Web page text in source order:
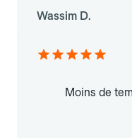
Wassim D.
Moins de